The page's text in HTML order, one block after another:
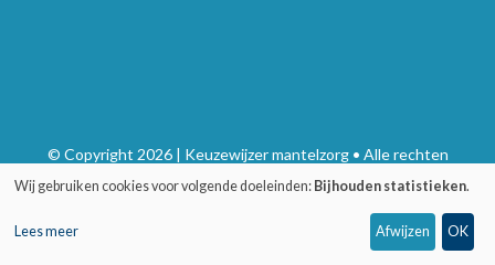
© Copyright 2026 | Keuzewijzer mantelzorg • Alle rechten
voorbehouden
Wij gebruiken cookies voor volgende doeleinden: Bijhouden statistieken.
Lees meer Afwijzen OK